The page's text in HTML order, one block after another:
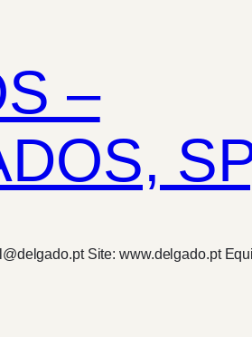
–
Site: www.delgado.pt